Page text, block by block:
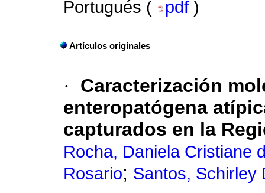
Portugués (
pdf )
Artículos originales
·
Caracterización
enteropatógena
capturados en la
Rocha, Daniela Cristiane
Rosario; Santos, Schirley